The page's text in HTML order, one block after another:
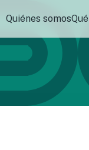
Quiénes somos